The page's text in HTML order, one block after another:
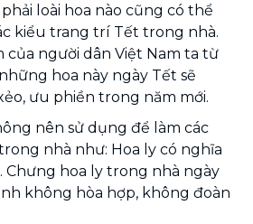
loài hoa nào cũng có thể
kiểu trang trí Tết trong nhà.
của người dân Việt Nam ta từ
hoa này ngày Tết sẽ
ưu phiền trong năm mới.
nên sử dụng để làm các
nhà như: Hoa ly có nghĩa
Chưng hoa ly trong nhà ngày
không hòa hợp, không đoàn